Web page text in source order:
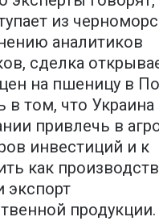
из
аналитиков
сделка
на пшеницу в
в том, что Украина
привлечь в
инвестиций и к
как
экспорт
продукции.